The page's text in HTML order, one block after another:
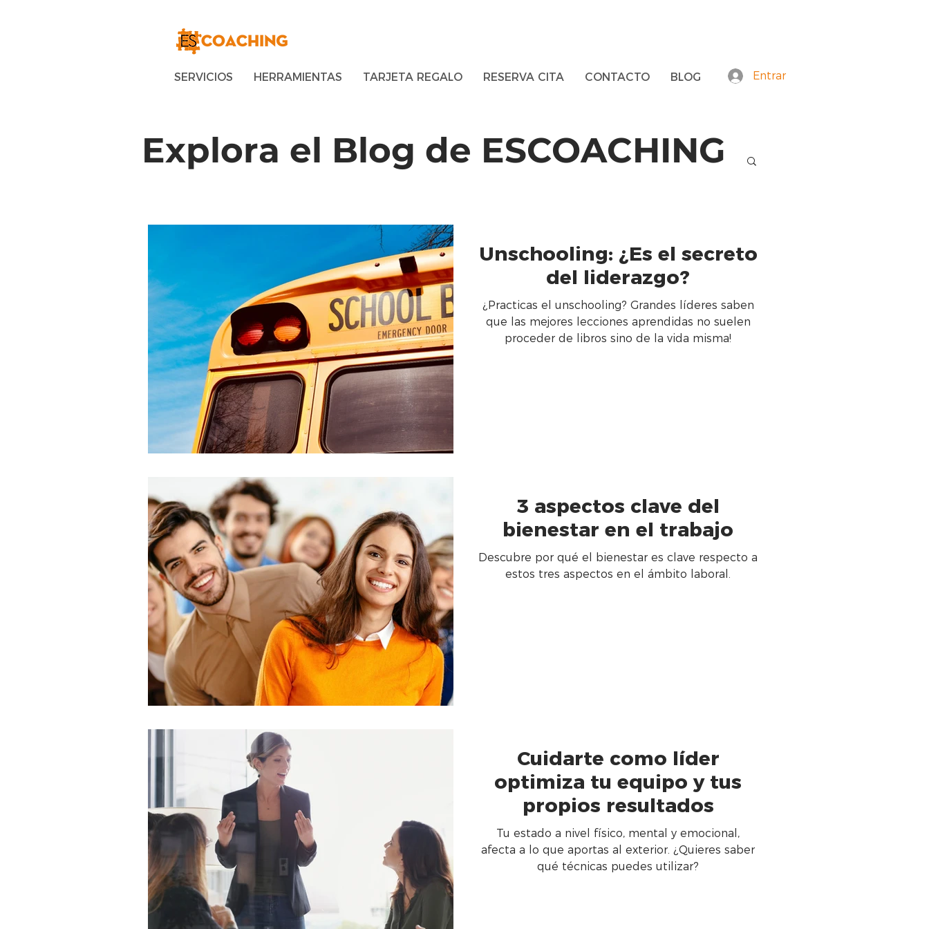
Entrar
SERVICIOS HERRAMIENTAS TARJETA REGALO RESERVA CITA CONTACTO BLOG
Unschooling: ¿Es el secreto
del liderazgo?
¿Practicas el unschooling? Grandes líderes saben
que las mejores lecciones aprendidas no suelen
proceder de libros sino de la vida misma!
3 aspectos clave del
bienestar en el trabajo
Descubre por qué el bienestar es clave respecto a
estos tres aspectos en el ámbito laboral.
Cuidarte como líder
optimiza tu equipo y tus
propios resultados
Tu estado a nivel físico, mental y emocional,
afecta a lo que aportas al exterior. ¿Quieres saber
qué técnicas puedes utilizar?
Explora el Blog de ESCOACHING